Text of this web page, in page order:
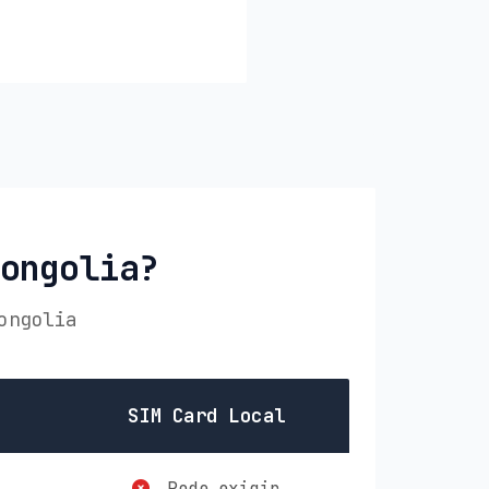
SIM Card Local